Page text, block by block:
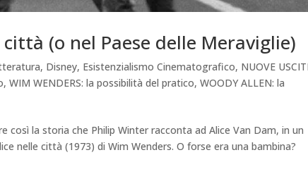
(o nel Paese delle Meraviglie)
, Disney, Esistenzialismo Cinematografico, NUOVE
,WIM WENDERS: la possibilità del pratico,WOODY ALLEN: la
così la storia che Philip Winter racconta ad Alice Van Dam, in un
nelle città (1973) di Wim Wenders. O forse era una bambina?